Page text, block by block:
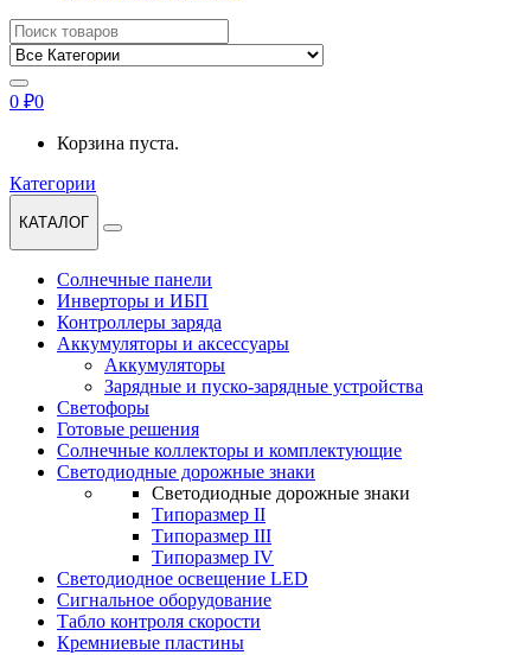
Найти:
0 ₽0
Корзина пуста.
Категории
КАТАЛОГ
Солнечные панели
Инверторы и ИБП
Контроллеры заряда
Аккумуляторы и аксессуары
Аккумуляторы
Зарядные и пуско-зарядные устройства
Светофоры
Готовые решения
Солнечные коллекторы и комплектующие
Светодиодные дорожные знаки
Светодиодные дорожные знаки
Типоразмер II
Типоразмер III
Типоразмер IV
Светодиодное освещение LED
Сигнальное оборудование
Табло контроля скорости
Кремниевые пластины